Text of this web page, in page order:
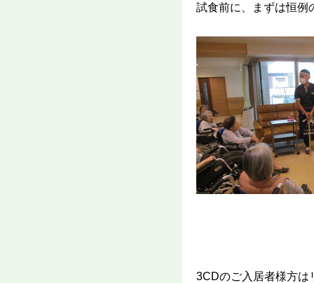
試食前に、まずは恒例
3CDのご入居者様方は